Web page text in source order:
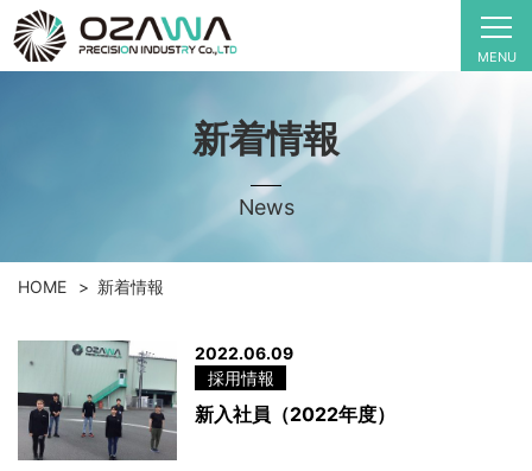
MENU
新着情報
News
HOME 新着情報
2022.06.09
採用情報
新入社員（2022年度）